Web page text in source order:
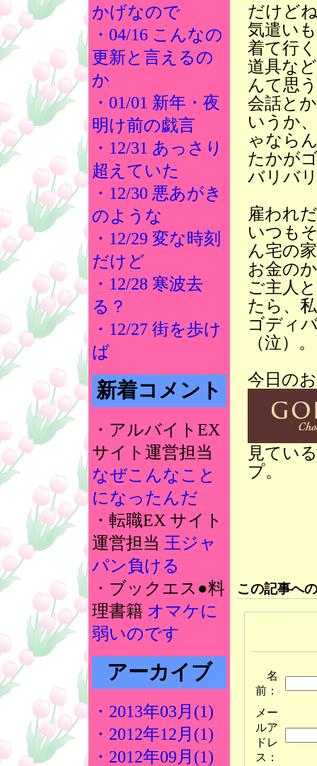
かげなので
・04/16 こんなの
更新と言えるの
か
・01/01 新年・夜
明け前の戯言
・12/31 あっさり
超えていた
・12/30 悪あがき
のような
・12/29 変な時刻
だけど
・12/28 寒波去
る？
・12/27 街を歩け
ば
新着コメント
・アルバイトEX
サイト運営担当
なぜこんなこと
になったんだ
・転職EX サイト
運営担当 王ジャ
パン負ける
・ブックエス●料
理書籍 オマケに
弱いのです
アーカイブ
・2013年03月(1)
・2012年12月(1)
・2012年09月(1)
だけど
気遣い
着て行
道具な
んて思
会話と
いうか
ゃなら
たかが
バリバ
雇われ
いつも
ん宅の
お金の
ご主人
たら、
ゴディ
（泣）。
今日の
見てい
プ。
この記事へ
名
前：
メー
ルア
ドレ
ス：